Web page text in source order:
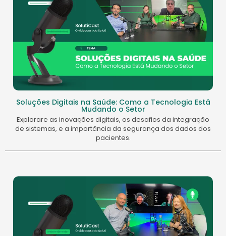
Soluções Digitais na Saúde: Como a Tecnologia Está
Mudando o Setor
Explorare as inovações digitais, os desafios da integração
de sistemas, e a importância da segurança dos dados dos
pacientes.